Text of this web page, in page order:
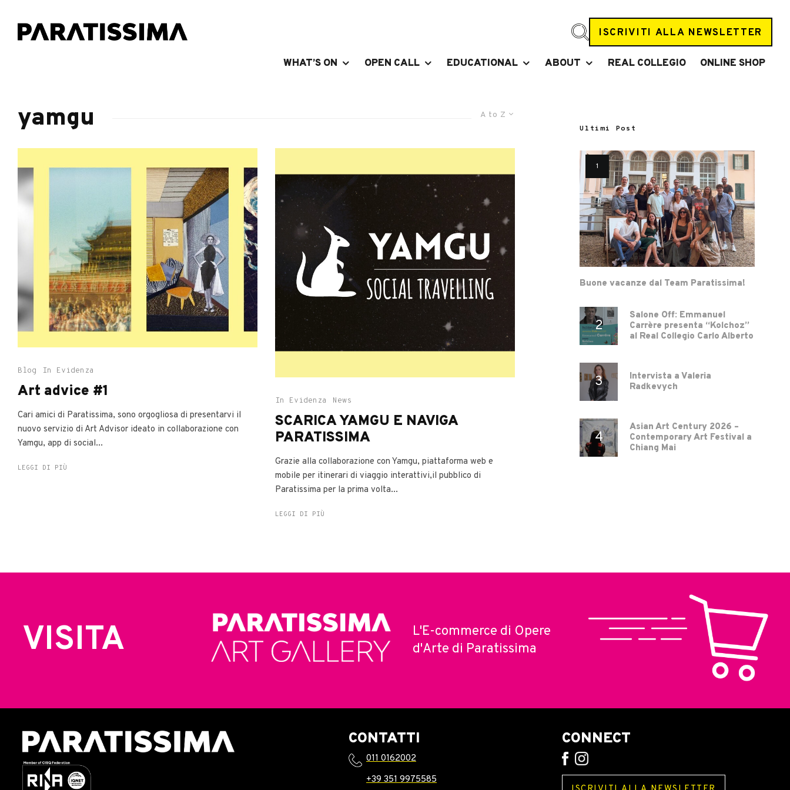
ISCRIVITI ALLA NEWSLETTER
WHAT’S ON OPEN CALL EDUCATIONAL ABOUT REAL COLLEGIO ONLINE SHOP
A to Z
yamgu
Blog In Evidenza
Art advice #1
Cari amici di Paratissima, sono orgogliosa di presentarvi il
nuovo servizio di Art Advisor ideato in collaborazione con
Yamgu, app di social...
LEGGI DI PIÙ
In Evidenza News
SCARICA YAMGU E NAVIGA
PARATISSIMA
Grazie alla collaborazione con Yamgu, piattaforma web e
mobile per itinerari di viaggio interattivi,il pubblico di
Paratissima per la prima volta...
LEGGI DI PIÙ
Ultimi Post
Buone vacanze dal Team Paratissima!
Salone Off: Emmanuel
Carrère presenta “Kolchoz”
al Real Collegio Carlo Alberto
Intervista a Valeria
Radkevych
Asian Art Century 2026 –
Contemporary Art Festival a
Chiang Mai
VISITA
L'E-commerce di Opere
d'Arte di Paratissima
CONTATTI
011 0162002
+39 351 9975585
CONNECT